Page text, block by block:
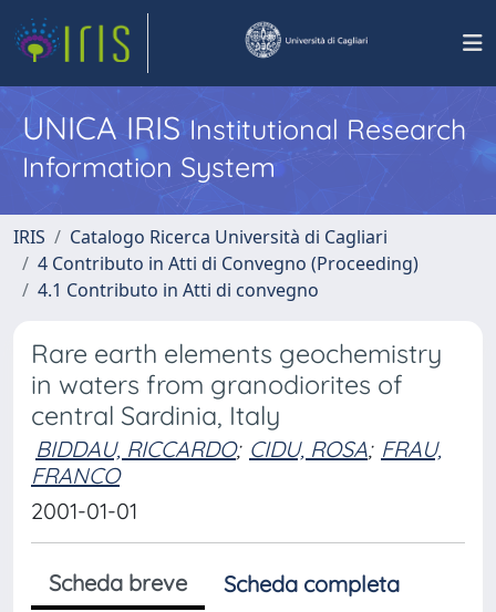
UNICA IRISInstitutional Research
Information System
IRIS
Catalogo Ricerca Università di Cagliari
4 Contributo in Atti di Convegno (Proceeding)
4.1 Contributo in Atti di convegno
Rare earth elements geochemistry
in waters from granodiorites of
central Sardinia, Italy
BIDDAU, RICCARDO; CIDU, ROSA; FRAU,
FRANCO
2001-01-01
Scheda breve
Scheda completa